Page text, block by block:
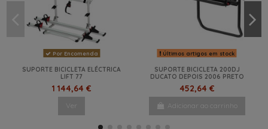
Por Encomenda
SUPORTE BICICLETA ELÉCTRICA
LIFT 77
1 144,64 €
Ver
Últimos artigos em stock
SUPORTE BICICLETA 200DJ
DUCATO DEPOIS 2006 PRETO
452,64 €
Adicionar ao carrinho